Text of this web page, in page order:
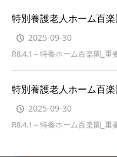
特別養護老人ホーム百
2025-09-30
R8.4.1～特養ホーム百楽園_
特別養護老人ホーム百
2025-09-30
R8.4.1～特養ホーム百楽園_